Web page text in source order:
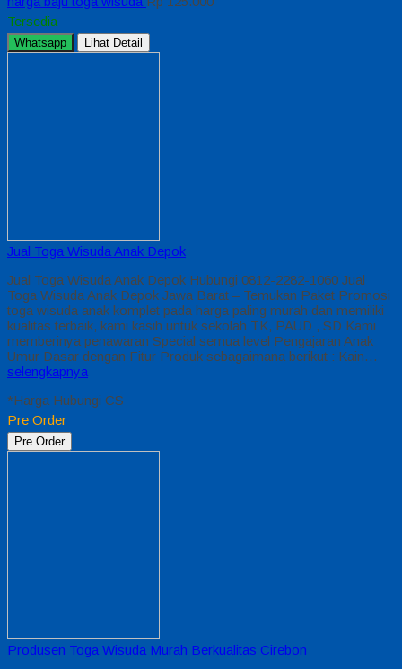
Tersedia
Whatsapp Lihat Detail
Jual Toga Wisuda Anak Depok
Jual Toga Wisuda Anak Depok Hubungi 0812-2282-1060 Jual
Toga Wisuda Anak Depok Jawa Barat – Temukan Paket Promosi
toga wisuda anak komplet pada harga paling murah dan memiliki
kualitas terbaik, kami kasih untuk sekolah TK, PAUD , SD Kami
memberinya penawaran Special semua level Pengajaran Anak
Umur Dasar dengan Fitur Produk sebagaimana berikut : Kain…
selengkapnya
*Harga Hubungi CS
Pre Order
Pre Order
Produsen Toga Wisuda Murah Berkualitas Cirebon